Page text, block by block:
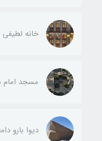
خانه
مسجد امام
دیوا بارو